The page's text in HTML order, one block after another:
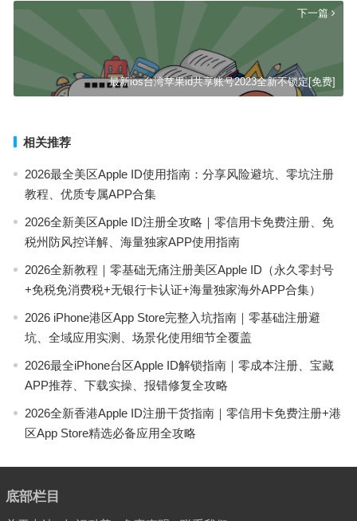
下一篇
最新ios台湾苹果id共享账号2023全新不锁定[免费]
相关推荐
2026最全美区Apple ID使用指南：分享风险避坑、零坑注册
教程、优质专属APP合集
2026全新美区Apple ID注册全攻略｜零信用卡免费注册、免
税州防风控详解、海量独家APP使用指南
2026全新教程｜零基础无痛注册美区Apple ID（永久零封号
+免税免消费税+无银行卡认证+海量独家海外APP合集）
2026 iPhone港区App Store完整入坑指南｜零基础注册避
坑、全域应用实测、场景化使用细节全覆盖
2026最全iPhone台区Apple ID解锁指南｜零成本注册、宝藏
APP推荐、下载实操、报错修复全攻略
2026全新香港Apple ID注册干货指南｜零信用卡免费注册+港
区App Store精选必备应用全攻略
底部栏目